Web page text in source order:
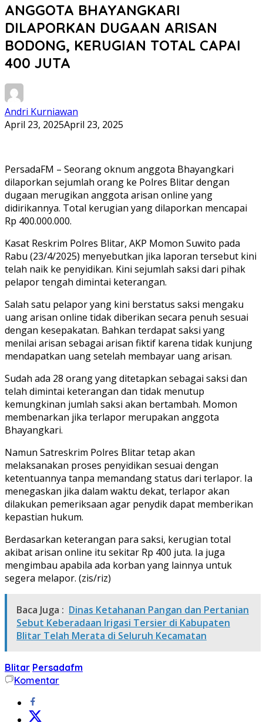
ANGGOTA BHAYANGKARI
DILAPORKAN DUGAAN ARISAN
BODONG, KERUGIAN TOTAL CAPAI
400 JUTA
Andri Kurniawan
April 23, 2025April 23, 2025
PersadaFM – Seorang oknum anggota Bhayangkari
dilaporkan sejumlah orang ke Polres Blitar dengan
dugaan merugikan anggota arisan online yang
didirikannya. Total kerugian yang dilaporkan mencapai
Rp 400.000.000.
Kasat Reskrim Polres Blitar, AKP Momon Suwito pada
Rabu (23/4/2025) menyebutkan jika laporan tersebut kini
telah naik ke penyidikan. Kini sejumlah saksi dari pihak
pelapor tengah dimintai keterangan.
Salah satu pelapor yang kini berstatus saksi mengaku
uang arisan online tidak diberikan secara penuh sesuai
dengan kesepakatan. Bahkan terdapat saksi yang
menilai arisan sebagai arisan fiktif karena tidak kunjung
mendapatkan uang setelah membayar uang arisan.
Sudah ada 28 orang yang ditetapkan sebagai saksi dan
telah dimintai keterangan dan tidak menutup
kemungkinan jumlah saksi akan bertambah. Momon
membenarkan jika terlapor merupakan anggota
Bhayangkari.
Namun Satreskrim Polres Blitar tetap akan
melaksanakan proses penyidikan sesuai dengan
ketentuannya tanpa memandang status dari terlapor. Ia
menegaskan jika dalam waktu dekat, terlapor akan
dilakukan pemeriksaan agar penydik dapat memberikan
kepastian hukum.
Berdasarkan keterangan para saksi, kerugian total
akibat arisan online itu sekitar Rp 400 juta. Ia juga
mengimbau apabila ada korban yang lainnya untuk
segera melapor. (zis/riz)
Baca Juga : Dinas Ketahanan Pangan dan Pertanian
Sebut Keberadaan Irigasi Tersier di Kabupaten
Blitar Telah Merata di Seluruh Kecamatan
Blitar Persadafm
Komentar